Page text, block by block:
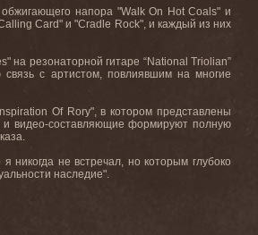
напора "Walk On Hot Coals" и
Card" и "Cradle Rock", и каждый из них
на резонаторной гитаре “National Triolian”
с артистом, повлиявшим на многие
Of Rory", в котором представлены
видео-составляющие формируют полную
не встречал, но которым глубоко
наследие".